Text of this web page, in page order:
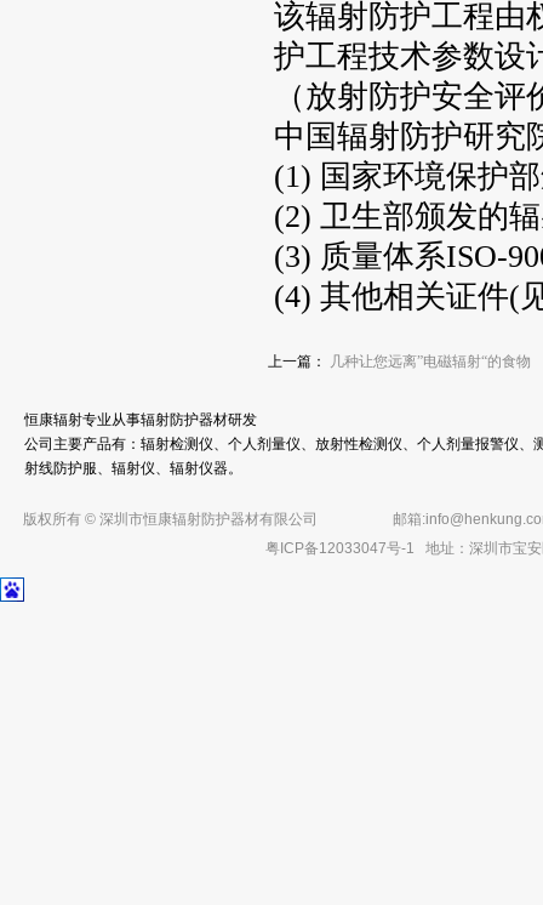
该辐射防护工程由
护工程技术参数设
（放射防护安全
中国辐射防护研究
(1) 国家环境保护
(2) 卫生部颁发的
(3) 质量体系ISO-
(4) 其他相关证件(
上一篇： 几种让您远离”电磁辐射“的食物
恒康辐射专业从事辐射防护器材研发
公司主要产品有：辐射检测仪、个人剂量仪、放射性检测仪、个人剂量报警仪
射线防护服、辐射仪、辐射仪器。
版权所有 © 深圳市恒康辐射防护器材有限公司 邮箱:
粤ICP备12033047号-1 地址：深圳市宝